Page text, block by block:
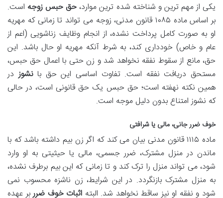
یکی از مهم ترین و شناخته شده ترین موارد، حق حبس زوجه است.
بر اساس ماده ۱۰۸۵ قانون مدنی، زوجه می تواند تا زمانی که مهریه
او به صورت کامل پرداخت نشده، از انجام وظایف زناشویی (اعم از
عام و خاص) خودداری کند، به شرط آنکه مهریه او حال باشد. این
حق، مانع از سقوط نفقه نخواهد شد و زن حتی با اعمال حق حبس،
مستحق دریافت نفقه است. تفاوت اساسی این حق بانشوزدر
همین نکته نهفته است؛ حق حبس یک حق قانونی است، در حالی
که نشوز امتناع بدون دلیل موجه است.
خوف ضرر جانی، مالی یا شرافتی
ماده ۱۱۱۵ قانون مدنی بیان می کند که اگر زن بیم داشته باشد که با
ماندن در منزل مشترک، ضرر جسمی، مالی یا حیثیتی به او وارد
شود، می تواند منزل را ترک کند و تا زمانی که این بیم برطرف نشده،
به منزل مشترک بازنگردد. در این شرایط، زن ناشزه محسوب نمی
شود و نفقه او نیز ساقط نخواهد شد. البته اثبات خوف ضرربر عهده